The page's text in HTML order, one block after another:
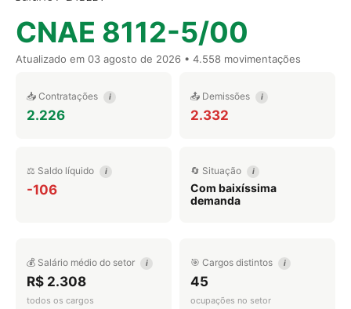
CNAE 8112-5/00
Atualizado em 03 agosto de 2026 • 4.558 movimentações
📥 Contratações i
2.226
📤 Demissões i
2.332
⚖️ Saldo líquido i
-106
🔄 Situação i
Com baixíssima
demanda
💰 Salário médio do setor i
R$ 2.308
todos os cargos
🎯 Cargos distintos i
45
ocupações no setor